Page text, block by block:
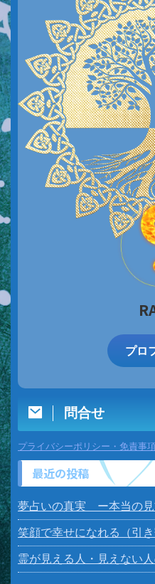
プロ
問合せ
プライバシーポリシー・免責事
最近の投稿
夢占いの真実 ー本当の
笑顔で幸せになれる（引
霊が見える人・見えない